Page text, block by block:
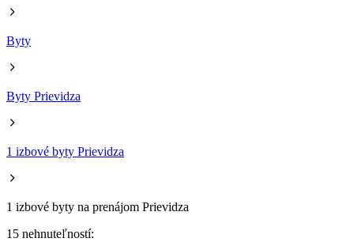
Byty
Byty Prievidza
1 izbové byty Prievidza
1 izbové byty na prenájom Prievidza
15 nehnuteľností: